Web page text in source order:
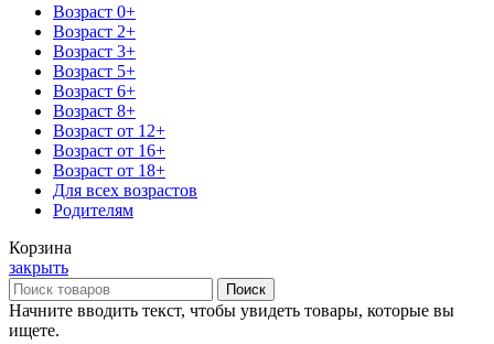
Возраст 0+
Возраст 2+
Возраст 3+
Возраст 5+
Возраст 6+
Возраст 8+
Возраст от 12+
Возраст от 16+
Возраст от 18+
Для всех возрастов
Родителям
Корзина
закрыть
Поиск
Начните вводить текст, чтобы увидеть товары, которые вы
ищете.